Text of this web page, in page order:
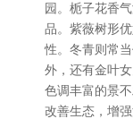
园。栀子花香
品。紫薇树形
性。冬青则常
外，还有金叶
色调丰富的景
改善生态，增